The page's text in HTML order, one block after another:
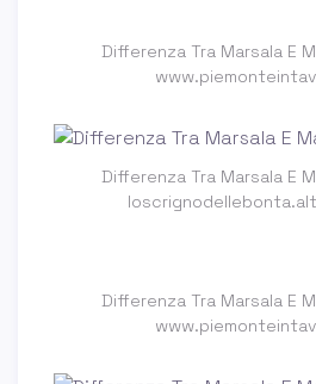
Differenza Tra Marsala E
Differenza Tra Marsala E
Differenza Tra Marsala E